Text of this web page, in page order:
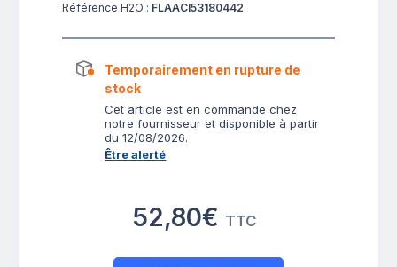
Référence H2O : FLAACI53180442
Temporairement en rupture de
stock
Cet article est en commande chez
notre fournisseur et disponible à partir
du 12/08/2026.
Être alerté
52,80€ TTC